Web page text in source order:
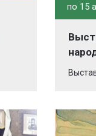
по 15